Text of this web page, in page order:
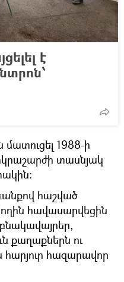
է
1988-ի
տասնյակ
հաշված
հավասարվեցին
քաղաքներն ու
հարյուր հազարավոր